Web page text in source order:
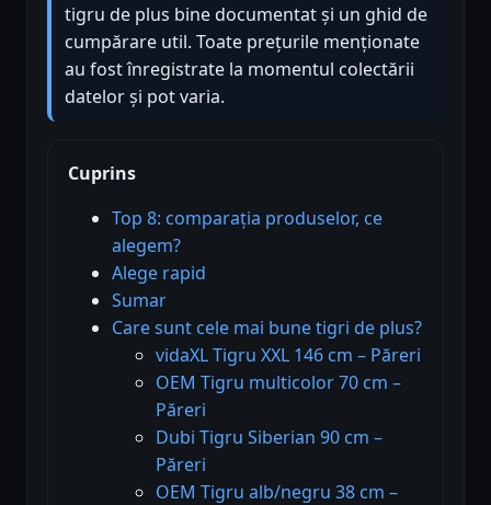
tigru de plus bine documentat și un ghid de
cumpărare util. Toate prețurile menționate
au fost înregistrate la momentul colectării
datelor și pot varia.
Cuprins
Top 8: comparația produselor, ce
alegem?
Alege rapid
Sumar
Care sunt cele mai bune tigri de plus?
vidaXL Tigru XXL 146 cm – Păreri
OEM Tigru multicolor 70 cm –
Păreri
Dubi Tigru Siberian 90 cm –
Păreri
OEM Tigru alb/negru 38 cm –